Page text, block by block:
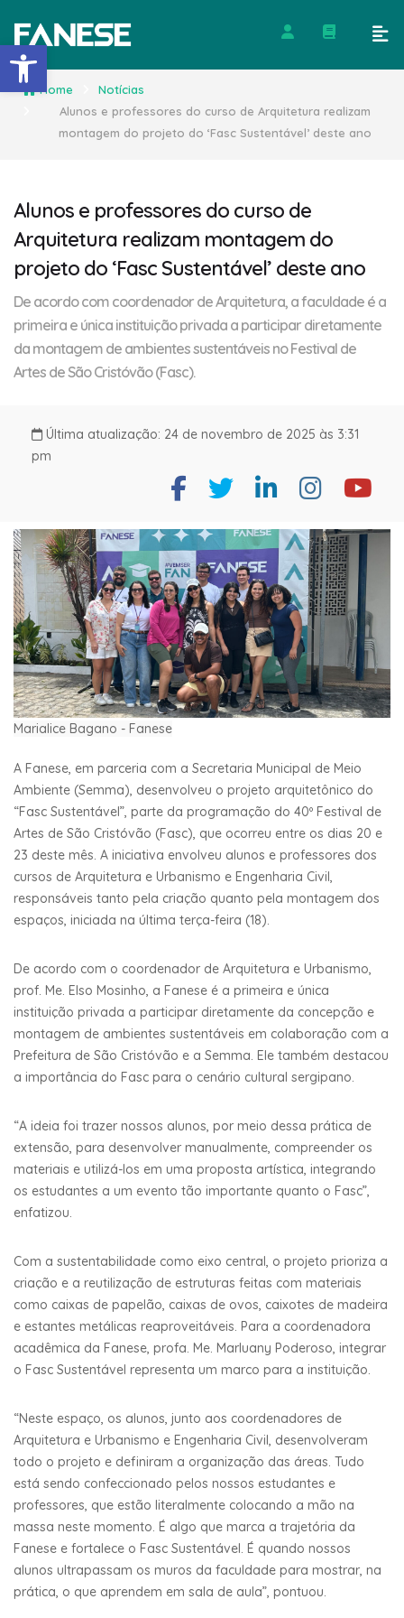
Barra de Ferramentas
Home
Notícias
Alunos e professores do curso de Arquitetura realizam
montagem do projeto do ‘Fasc Sustentável’ deste ano
Alunos e professores do curso de
Arquitetura realizam montagem do
projeto do ‘Fasc Sustentável’ deste ano
De acordo com coordenador de Arquitetura, a faculdade é a
primeira e única instituição privada a participar diretamente
da montagem de ambientes sustentáveis no Festival de
Artes de São Cristóvão (Fasc).
Última atualização: 24 de novembro de 2025 às 3:31
pm
Marialice Bagano - Fanese
A Fanese, em parceria com a Secretaria Municipal de Meio
Ambiente (Semma), desenvolveu o projeto arquitetônico do
“Fasc Sustentável”, parte da programação do 40º Festival de
Artes de São Cristóvão (Fasc), que ocorreu entre os dias 20 e
23 deste mês. A iniciativa envolveu alunos e professores dos
cursos de Arquitetura e Urbanismo e Engenharia Civil,
responsáveis tanto pela criação quanto pela montagem dos
espaços, iniciada na última terça-feira (18).
De acordo com o coordenador de Arquitetura e Urbanismo,
prof. Me. Elso Mosinho, a Fanese é a primeira e única
instituição privada a participar diretamente da concepção e
montagem de ambientes sustentáveis em colaboração com a
Prefeitura de São Cristóvão e a Semma. Ele também destacou
a importância do Fasc para o cenário cultural sergipano.
“A ideia foi trazer nossos alunos, por meio dessa prática de
extensão, para desenvolver manualmente, compreender os
materiais e utilizá-los em uma proposta artística, integrando
os estudantes a um evento tão importante quanto o Fasc”,
enfatizou.
Com a sustentabilidade como eixo central, o projeto prioriza a
criação e a reutilização de estruturas feitas com materiais
como caixas de papelão, caixas de ovos, caixotes de madeira
e estantes metálicas reaproveitáveis. Para a coordenadora
acadêmica da Fanese, profa. Me. Marluany Poderoso, integrar
o Fasc Sustentável representa um marco para a instituição.
“Neste espaço, os alunos, junto aos coordenadores de
Arquitetura e Urbanismo e Engenharia Civil, desenvolveram
todo o projeto e definiram a organização das áreas. Tudo
está sendo confeccionado pelos nossos estudantes e
professores, que estão literalmente colocando a mão na
massa neste momento. É algo que marca a trajetória da
Fanese e fortalece o Fasc Sustentável. É quando nossos
alunos ultrapassam os muros da faculdade para mostrar, na
prática, o que aprendem em sala de aula”, pontuou.